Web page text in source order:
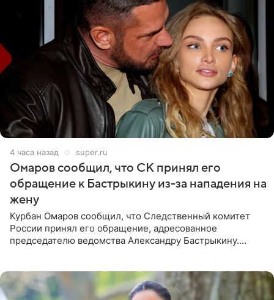
4 часа назад super.ru
Омаров сообщил, что СК принял его
обращение к Бастрыкину из-за нападения на
жену
Курбан Омаров сообщил, что Следственный комитет
России принял его обращение, адресованное
председателю ведомства Александру Бастрыкину.